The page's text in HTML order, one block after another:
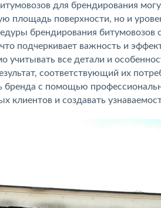
для брендирования
площадь поверхности, но и
брендирования битумовозов
подчеркивает важность и
учитывать все детали и
соответствующий их
бренда с помощью
клиентов и создавать